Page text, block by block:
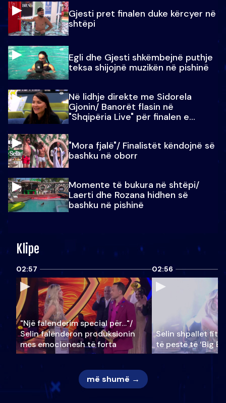
Gjesti pret finalen duke kërcyer në
shtëpi
Egli dhe Gjesti shkëmbejnë puthje
teksa shijojnë muzikën në pishinë
Në lidhje direkte me Sidorela
Gjonin/ Banorët flasin në
"Shqipëria Live" për finalen e
"Mora fjalë"/ Finalistët këndojnë së
bashku në oborr
Momente të bukura në shtëpi/
Laerti dhe Rozana hidhen së
bashku në pishinë
Klipe
02:57
"Një falenderim special për…"/
Selin falënderon produksionin
mes emocionesh të forta
02:56
Selin shpallet
të pestë të ‘Big
më shumë →